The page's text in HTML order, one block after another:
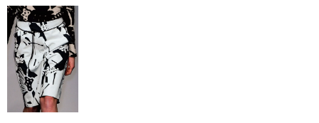
GASTRONOMIA
CAPELLI
SESSO